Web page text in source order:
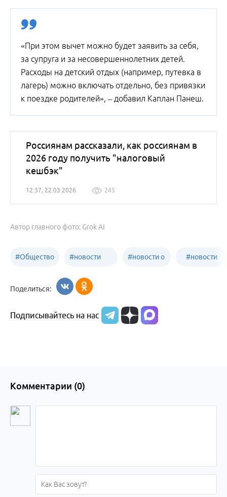
«При этом вычет можно будет заявить за себя,
за супруга и за несовершеннолетних детей.
Расходы на детский отдых (например, путевка в
лагерь) можно включать отдельно, без привязки
к поездке родителей», – добавил Каплан Панеш.
Россиянам рассказали, как россиянам в
2026 году получить "налоговый
кешбэк"
12:37, 22.03.2026 245
Автор главного фото: Grok AI
#Общество #новости
образования
#новости о
Алтайского
#новости
Поделиться:
Подписывайтесь на нас
Комментарии (0)